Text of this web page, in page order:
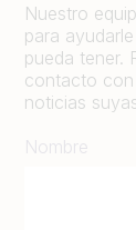
Nuestro
para
pueda tener.
contacto con
noticias
Nombre